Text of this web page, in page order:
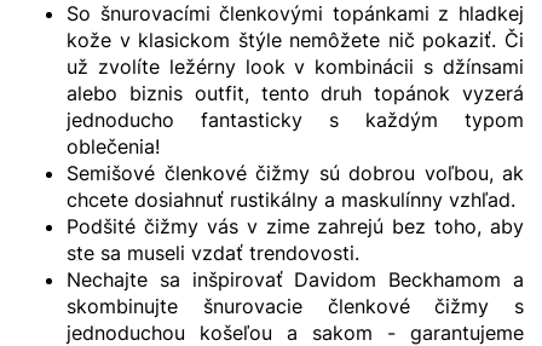
So šnurovacími členkovými topánkami z hladkej
kože v klasickom štýle nemôžete nič pokaziť. Či
už zvolíte ležérny look v kombinácii s džínsami
alebo biznis outfit, tento druh topánok vyzerá
jednoducho fantasticky s každým typom
oblečenia!
Semišové členkové čižmy sú dobrou voľbou, ak
chcete dosiahnuť rustikálny a maskulínny vzhľad.
Podšité čižmy vás v zime zahrejú bez toho, aby
ste sa museli vzdať trendovosti.
Nechajte sa inšpirovať Davidom Beckhamom a
skombinujte šnurovacie členkové čižmy s
jednoduchou košeľou a sakom - garantujeme